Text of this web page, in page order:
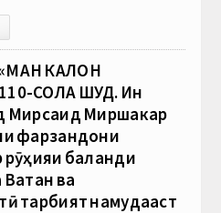
КАЛОН
СОЛА ШУД. Ин
Мирсаид Миршакар
фарзандони
рӯҳияи баланди
ва
тарбият намудааст